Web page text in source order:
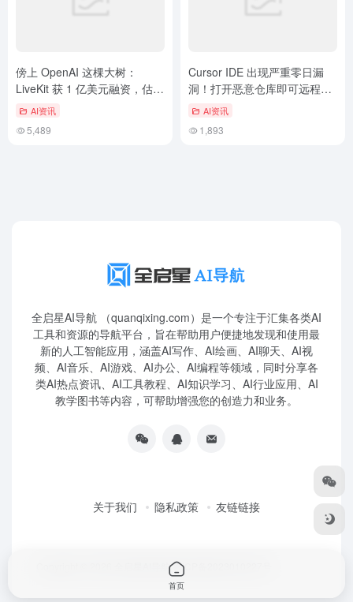
傍上 OpenAI 这棵大树：
LiveKit 获 1 亿美元融资，估值
超 10 亿美元
AI资讯
5,489
Cursor IDE 出现严重零日漏
洞！打开恶意仓库即可远程执
行代码！
AI资讯
1,893
全启星AI导航 （quanqixing.com）是一个专注于汇集各类AI
工具和资源的导航平台，旨在帮助用户便捷地发现和使用最
新的人工智能应用，涵盖AI写作、AI绘画、AI聊天、AI视
频、AI音乐、AI游戏、AI办公、AI编程等领域，同时分享各
类AI热点资讯、AI工具教程、AI知识学习、AI行业应用、AI
教学图书等内容，可帮助增强您的创造力和业务。
关于我们 隐私政策 友链链接
全启星AI导航鲁ICP备2023010227号
首页